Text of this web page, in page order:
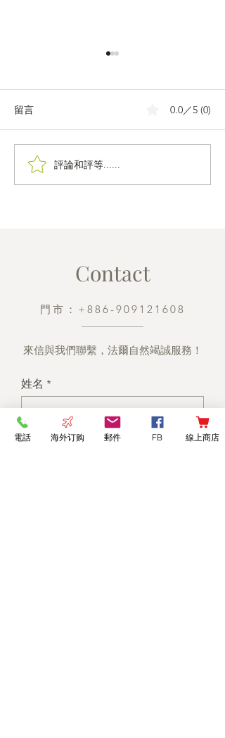
看見池上之美，虎航要把
世界和池上連成一體
留言 0.0／5 (0)
評論和評等......
Contact
門市：+886-909121608
來信與我們聯繫，法爾自然竭誠服務！
姓名
Email
電話 海外订购 郵件 FB 線上商店